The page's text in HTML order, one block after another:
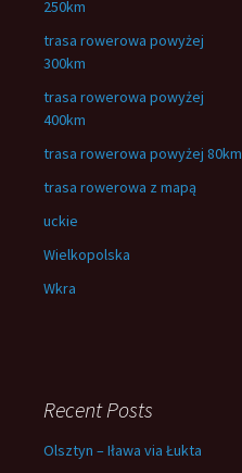
250km
trasa rowerowa powyżej
300km
trasa rowerowa powyżej
400km
trasa rowerowa powyżej 80km
trasa rowerowa z mapą
uckie
Wielkopolska
Wkra
Recent Posts
Olsztyn – Iława via Łukta